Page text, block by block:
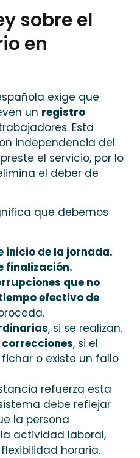
sobre el
en
exige que
un registro
Esta
independencia del
el servicio, por lo
el deber de
que debemos
inicio de la jornada.
finalización.
que no
efectivo de
, si se realizan.
, si el
o existe un fallo
refuerza esta
debe reflejar
la persona
actividad laboral,
horaria.